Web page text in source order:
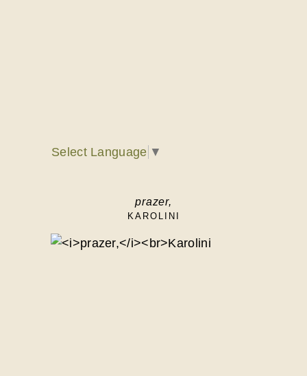
Select Language ▼
prazer,
KAROLINI